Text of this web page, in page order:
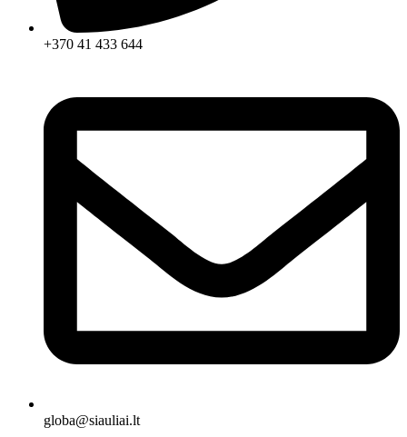
+370 41 433 644
globa@siauliai.lt